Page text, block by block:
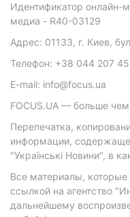
Идентификатор онлайн-
медиа - R40-03129
Адрес: 01133, г. Киев,
Телефон: +38 044 207
E-mail: info@focus.ua
FOCUS.UA — больше
Перепечатка,
информации,
"Українські Новини", в
Все материалы,
ссылкой на агентство
дальнейшему